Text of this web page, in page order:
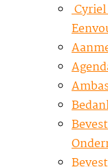
Cyriel